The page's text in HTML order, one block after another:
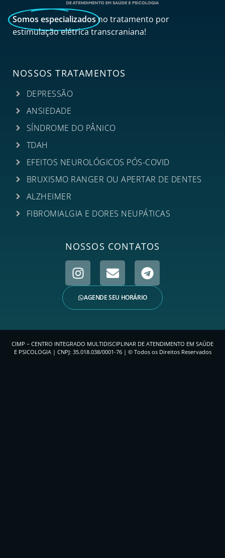
Somos especializadosno tratamento por
estimulação elétrica transcraniana!
NOSSOS TRATAMENTOS
DEPRESSÃO
ANSIEDADE
SÍNDROME DO PÂNICO
TDAH
EFEITOS NEUROLÓGICOS PÓS-COVID
BRUXISMO RANGER OU APERTAR DE DENTES
ALZHEIMER
FIBROMIALGIA E DORES NEUPÁTICAS
NOSSOS CONTATOS
AGENDE SEU HORÁRIO
CIMP – CENTRO INTEGRADO MULTIDISCIPLINAR DE ATENDIMENTO EM SAÚDE
E PSICOLOGIA | CNPJ: 35.018.038/0001-76 | © Todos os Direitos Reservados